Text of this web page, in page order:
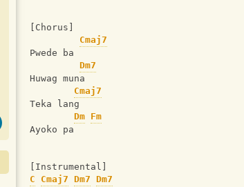
[Chorus]
Cmaj7
Pwede ba
Dm7
Huwag muna
Cmaj7
Teka lang
Dm Fm
Ayoko pa
[Instrumental]
C
Cmaj7 Dm7 Dm7